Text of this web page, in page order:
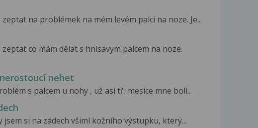
na problémek na mém levém palci na noze. Je...
co mám dělat s hnisavym palcem na noze.
nehet
s palcem u nohy , už asi tři mesíce mne bolí...
si na zádech všiml kožního výstupku, který...